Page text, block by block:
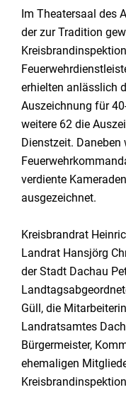
Im Theatersaal des
der zur Tradition
erhielten anlässlich
Auszeichnung für
weitere 62 die
Dienstzeit. Daneben
verdiente
ausgezeichnet.
Kreisbrandrat
Landrat Hansjörg
der Stadt Dachau
Güll, die
Landratsamtes
Bürgermeister,
ehemaligen